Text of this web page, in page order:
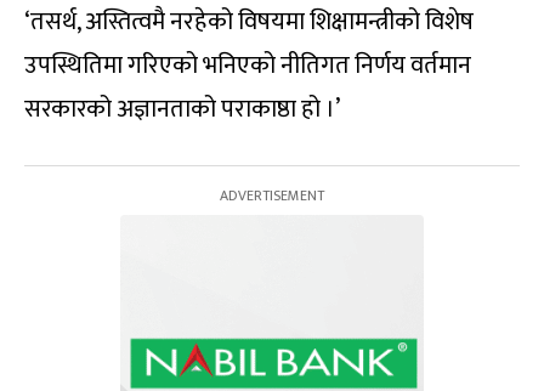
‘तसर्थ, अस्तित्वमै नरहेको विषयमा शिक्षामन्त्रीको विशेष
उपस्थितिमा गरिएको भनिएको नीतिगत निर्णय वर्तमान
सरकारको अज्ञानताको पराकाष्ठा हो ।’